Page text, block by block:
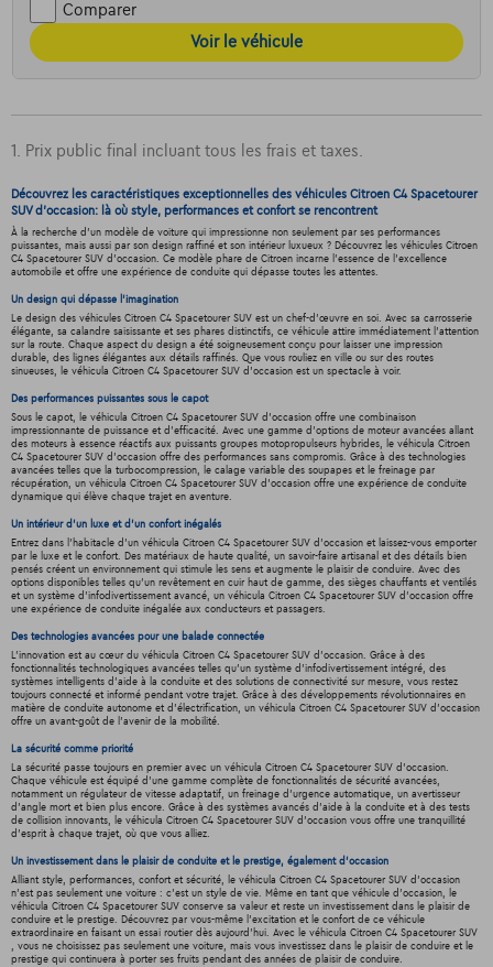
Comparer
Voir le véhicule
1. Prix public final incluant tous les frais et taxes.
Découvrez les caractéristiques exceptionnelles des véhicules Citroen C4 Spacetourer
SUV d'occasion: là où style, performances et confort se rencontrent
À la recherche d'un modèle de voiture qui impressionne non seulement par ses performances
puissantes, mais aussi par son design raffiné et son intérieur luxueux ? Découvrez les véhicules Citroen
C4 Spacetourer SUV d'occasion. Ce modèle phare de Citroen incarne l'essence de l'excellence
automobile et offre une expérience de conduite qui dépasse toutes les attentes.
Un design qui dépasse l'imagination
Le design des véhicules Citroen C4 Spacetourer SUV est un chef-d'œuvre en soi. Avec sa carrosserie
élégante, sa calandre saisissante et ses phares distinctifs, ce véhicule attire immédiatement l'attention
sur la route. Chaque aspect du design a été soigneusement conçu pour laisser une impression
durable, des lignes élégantes aux détails raffinés. Que vous rouliez en ville ou sur des routes
sinueuses, le véhicula Citroen C4 Spacetourer SUV d'occasion est un spectacle à voir.
Des performances puissantes sous le capot
Sous le capot, le véhicula Citroen C4 Spacetourer SUV d'occasion offre une combinaison
impressionnante de puissance et d'efficacité. Avec une gamme d'options de moteur avancées allant
des moteurs à essence réactifs aux puissants groupes motopropulseurs hybrides, le véhicula Citroen
C4 Spacetourer SUV d'occasion offre des performances sans compromis. Grâce à des technologies
avancées telles que la turbocompression, le calage variable des soupapes et le freinage par
récupération, un véhicula Citroen C4 Spacetourer SUV d'occasion offre une expérience de conduite
dynamique qui élève chaque trajet en aventure.
Un intérieur d’un luxe et d’un confort inégalés
Entrez dans l'habitacle d'un véhicula Citroen C4 Spacetourer SUV d'occasion et laissez-vous emporter
par le luxe et le confort. Des matériaux de haute qualité, un savoir-faire artisanal et des détails bien
pensés créent un environnement qui stimule les sens et augmente le plaisir de conduire. Avec des
options disponibles telles qu'un revêtement en cuir haut de gamme, des sièges chauffants et ventilés
et un système d'infodivertissement avancé, un véhicula Citroen C4 Spacetourer SUV d'occasion offre
une expérience de conduite inégalée aux conducteurs et passagers.
Des technologies avancées pour une balade connectée
L'innovation est au cœur du véhicula Citroen C4 Spacetourer SUV d'occasion. Grâce à des
fonctionnalités technologiques avancées telles qu'un système d'infodivertissement intégré, des
systèmes intelligents d'aide à la conduite et des solutions de connectivité sur mesure, vous restez
toujours connecté et informé pendant votre trajet. Grâce à des développements révolutionnaires en
matière de conduite autonome et d'électrification, un véhicula Citroen C4 Spacetourer SUV d'occasion
offre un avant-goût de l'avenir de la mobilité.
La sécurité comme priorité
La sécurité passe toujours en premier avec un véhicula Citroen C4 Spacetourer SUV d'occasion.
Chaque véhicule est équipé d'une gamme complète de fonctionnalités de sécurité avancées,
notamment un régulateur de vitesse adaptatif, un freinage d'urgence automatique, un avertisseur
d'angle mort et bien plus encore. Grâce à des systèmes avancés d'aide à la conduite et à des tests
de collision innovants, le véhicula Citroen C4 Spacetourer SUV d'occasion vous offre une tranquillité
d'esprit à chaque trajet, où que vous alliez.
Un investissement dans le plaisir de conduite et le prestige, également d'occasion
Alliant style, performances, confort et sécurité, le véhicula Citroen C4 Spacetourer SUV d'occasion
n'est pas seulement une voiture : c'est un style de vie. Même en tant que véhicule d'occasion, le
véhicula Citroen C4 Spacetourer SUV conserve sa valeur et reste un investissement dans le plaisir de
conduire et le prestige. Découvrez par vous-même l'excitation et le confort de ce véhicule
extraordinaire en faisant un essai routier dès aujourd'hui. Avec le véhicula Citroen C4 Spacetourer SUV
, vous ne choisissez pas seulement une voiture, mais vous investissez dans le plaisir de conduire et le
prestige qui continuera à porter ses fruits pendant des années de plaisir de conduire.